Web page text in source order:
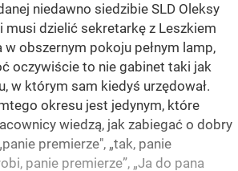
niedawno siedzibie SLD Oleksy
musi dzielić sekretarkę z Leszkiem
w obszernym pokoju pełnym lamp,
oczywiście to nie gabinet taki jak
w którym sam kiedyś urzędował.
okresu jest jedynym, które
wiedzą, jak zabiegać o dobry
premierze", „tak, panie
panie premierze”, „Ja do pana